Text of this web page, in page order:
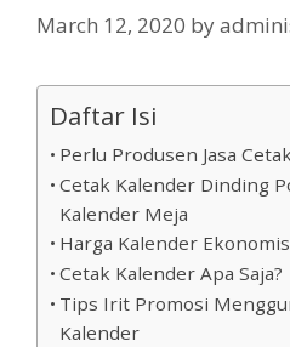
March 12, 2020 by
Daftar Isi
Perlu Produsen Jasa
Cetak Kalender Dinding
Kalender Meja
Harga Kalender Ekonomis
Cetak Kalender Apa Saja?
Tips Irit Promosi
Kalender